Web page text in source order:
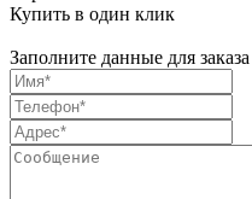
Купить в один клик
Заполните данные для заказа